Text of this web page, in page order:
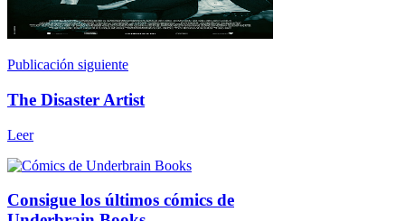
Publicación siguiente
The Disaster Artist
Leer
Consigue los últimos cómics de